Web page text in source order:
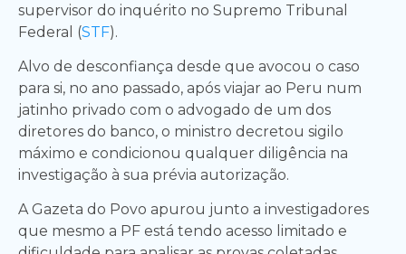
supervisor do inquérito no Supremo Tribunal
Federal (STF).
Alvo de desconfiança desde que avocou o caso
para si, no ano passado, após viajar ao Peru num
jatinho privado com o advogado de um dos
diretores do banco, o ministro decretou sigilo
máximo e condicionou qualquer diligência na
investigação à sua prévia autorização.
A Gazeta do Povo apurou junto a investigadores
que mesmo a PF está tendo acesso limitado e